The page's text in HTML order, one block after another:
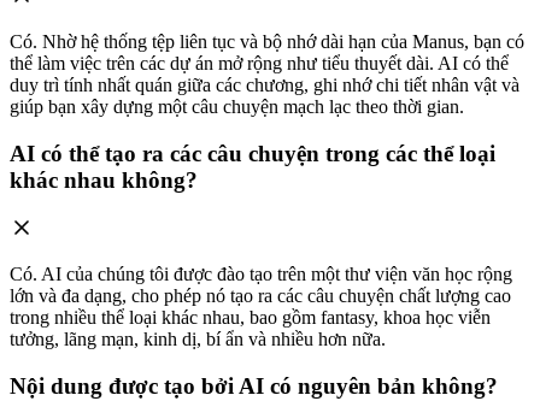
Có. Nhờ hệ thống tệp liên tục và bộ nhớ dài hạn của Manus, bạn có
thể làm việc trên các dự án mở rộng như tiểu thuyết dài. AI có thể
duy trì tính nhất quán giữa các chương, ghi nhớ chi tiết nhân vật và
giúp bạn xây dựng một câu chuyện mạch lạc theo thời gian.
AI có thể tạo ra các câu chuyện trong các thể loại
khác nhau không?
Có. AI của chúng tôi được đào tạo trên một thư viện văn học rộng
lớn và đa dạng, cho phép nó tạo ra các câu chuyện chất lượng cao
trong nhiều thể loại khác nhau, bao gồm fantasy, khoa học viễn
tưởng, lãng mạn, kinh dị, bí ẩn và nhiều hơn nữa.
Nội dung được tạo bởi AI có nguyên bản không?